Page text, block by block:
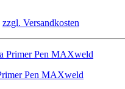
zzgl. Versandkosten
Pen MAXweld